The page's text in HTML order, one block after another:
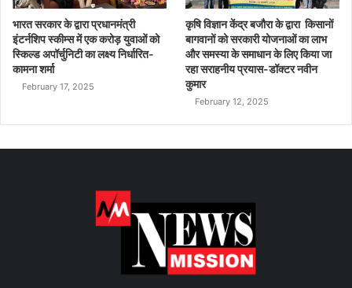
भारत सरकार के द्वारा प्रधानमंत्री
इंटर्नशिप स्कीम्स में एक करोड़ युवाओं को
स्किल्ड अपॉर्चुनिटी का लक्ष्य निर्धारित-
कामना शर्मा
February 17, 2025
कृषि विज्ञान केंद्र बजौरा के द्वारा किसानों
बागवानों को सरकारी योजनाओं का लाभ
और समस्या के समाधान के लिए किया जा
रहा सराहनीय प्रयास-डॉक्टर नवीन
कुमार
February 12, 2025